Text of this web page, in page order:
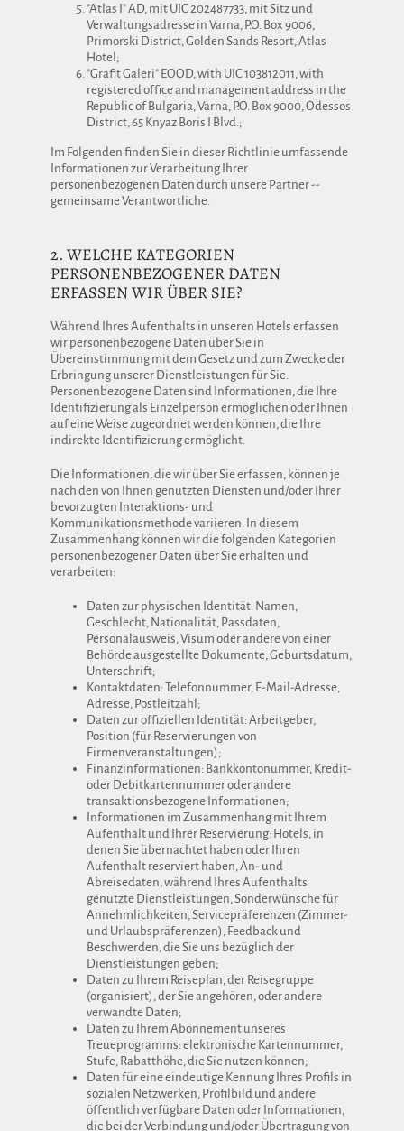
"Atlas I" AD, mit UIC 202487733, mit Sitz und
Verwaltungsadresse in Varna, P.O. Box 9006,
Primorski District, Golden Sands Resort, Atlas
Hotel;
"Grafit Galeri" EOOD, with UIC 103812011, with
registered office and management address in the
Republic of Bulgaria, Varna, P.O. Box 9000, Odessos
District, 65 Knyaz Boris I Blvd.;
Im Folgenden finden Sie in dieser Richtlinie umfassende
Informationen zur Verarbeitung Ihrer
personenbezogenen Daten durch unsere Partner --
gemeinsame Verantwortliche.
2. WELCHE KATEGORIEN
PERSONENBEZOGENER DATEN
ERFASSEN WIR ÜBER SIE?
Während Ihres Aufenthalts in unseren Hotels erfassen
wir personenbezogene Daten über Sie in
Übereinstimmung mit dem Gesetz und zum Zwecke der
Erbringung unserer Dienstleistungen für Sie.
Personenbezogene Daten sind Informationen, die Ihre
Identifizierung als Einzelperson ermöglichen oder Ihnen
auf eine Weise zugeordnet werden können, die Ihre
indirekte Identifizierung ermöglicht.
Die Informationen, die wir über Sie erfassen, können je
nach den von Ihnen genutzten Diensten und/oder Ihrer
bevorzugten Interaktions- und
Kommunikationsmethode variieren. In diesem
Zusammenhang können wir die folgenden Kategorien
personenbezogener Daten über Sie erhalten und
verarbeiten:
Daten zur physischen Identität: Namen,
Geschlecht, Nationalität, Passdaten,
Personalausweis, Visum oder andere von einer
Behörde ausgestellte Dokumente, Geburtsdatum,
Unterschrift;
Kontaktdaten: Telefonnummer, E-Mail-Adresse,
Adresse, Postleitzahl;
Daten zur offiziellen Identität: Arbeitgeber,
Position (für Reservierungen von
Firmenveranstaltungen);
Finanzinformationen: Bankkontonummer, Kredit-
oder Debitkartennummer oder andere
transaktionsbezogene Informationen;
Informationen im Zusammenhang mit Ihrem
Aufenthalt und Ihrer Reservierung: Hotels, in
denen Sie übernachtet haben oder Ihren
Aufenthalt reserviert haben, An- und
Abreisedaten, während Ihres Aufenthalts
genutzte Dienstleistungen, Sonderwünsche für
Annehmlichkeiten, Servicepräferenzen (Zimmer-
und Urlaubspräferenzen), Feedback und
Beschwerden, die Sie uns bezüglich der
Dienstleistungen geben;
Daten zu Ihrem Reiseplan, der Reisegruppe
(organisiert), der Sie angehören, oder andere
verwandte Daten;
Daten zu Ihrem Abonnement unseres
Treueprogramms: elektronische Kartennummer,
Stufe, Rabatthöhe, die Sie nutzen können;
Daten für eine eindeutige Kennung Ihres Profils in
sozialen Netzwerken, Profilbild und andere
öffentlich verfügbare Daten oder Informationen,
die bei der Verbindung und/oder Übertragung von